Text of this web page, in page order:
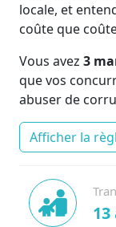
locale, et
coûte que
Vous avez 3
que vos
abuser de
Afficher la
13